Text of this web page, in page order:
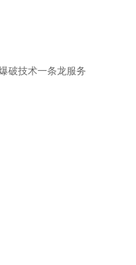
破技术一条龙服务